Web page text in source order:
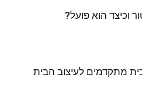
וכיצד הוא פועל?
מתקדמים לעיצוב הבית